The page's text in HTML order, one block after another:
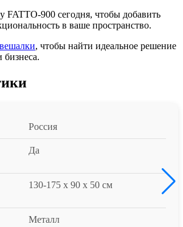
FATTO-900 сегодня, чтобы добавить
в ваше пространство.
вешалки, чтобы найти идеальное решение
бизнеса.
Россия
Да
130-175 x 90 x 50 см
Металл